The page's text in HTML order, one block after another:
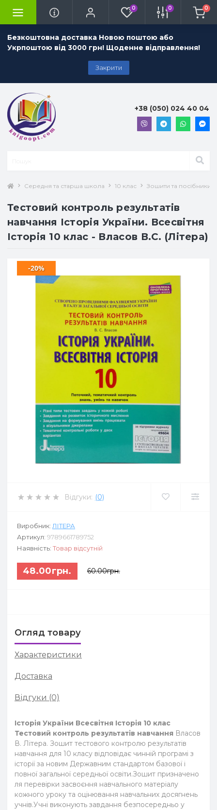
Безкоштовна доставка Новою поштою або
Укрпоштою від 3000 грн! Щоденне відправлення!
Закрити
0 0 0
+38 (050) 024 40 04
Середня та старша школа 10 клас Зошити та посібники
Тестовий контроль результатів
навчання Історія України. Всесвітня
Історія 10 клас - Власов В.С. (Літера)
-20%
Відгуки: (0)
Виробник: ЛІТЕРА
Артикул: 9789661789752
Наявність: Товар відсутній
48.00грн. 60.00грн.
Огляд товару
Характеристики
Доставка
Відгуки (0)
Історія України Всесвітня Історія 10 клас
Тестовий контроль результатів навчання Власов
В. Літера. Зошит тестового контролю результатів
навчання для 10 класу відповідає чинній програмі з
історії за новим Державним стандартом базової і
повної загальної середньої освіти.Зошит призначено
ля перевірки засвоєння навчального матеріалу
кожного уроку та оцінювання навчальних досягнень
учнів.Учні виконують завдання безпосередньо у